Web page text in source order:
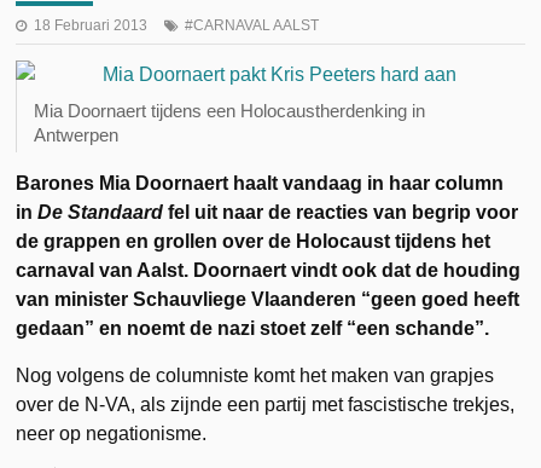
18 Februari 2013 CARNAVAL AALST
Mia Doornaert tijdens een Holocaustherdenking in
Antwerpen
Barones Mia Doornaert haalt vandaag in haar column
inDe Standaard fel uit naar de reacties van begrip voor
de grappen en grollen over de Holocaust tijdens het
carnaval van Aalst. Doornaert vindt ook dat de houding
van minister Schauvliege Vlaanderen “geen goed heeft
gedaan” en noemt de nazi stoet zelf “een schande”.
Nog volgens de columniste komt het maken van grapjes
over de N-VA, als zijnde een partij met fascistische trekjes,
neer op negationisme.